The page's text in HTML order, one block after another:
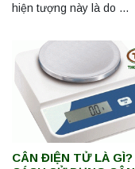
hiện tượng này là do …
CÂN ĐIỆN TỬ LÀ GÌ?